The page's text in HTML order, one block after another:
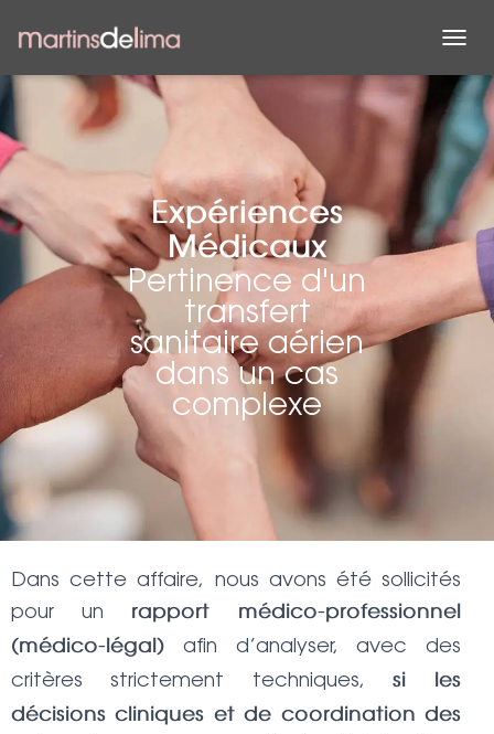
É
P
L
I
L
A
N
V
Expériences
Médicaux
Pertinence d'un
transfert
sanitaire aérien
dans un cas
complexe
Dans cette affaire, nous avons été sollicités
pour un
rapport médico-professionnel
(médico-légal)
afin d’analyser, avec des
critères strictement techniques,
si les
décisions cliniques et de coordination des